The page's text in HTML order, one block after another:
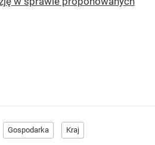
Gospodarka Kraj